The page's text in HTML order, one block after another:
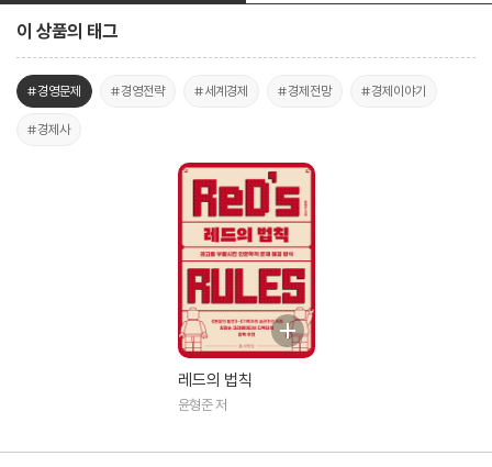
이 상품의 태그
#경영문제 #경영전략 #세계경제 #경제전망 #경제이야기
#경제사
레드의 법칙
윤형준 저